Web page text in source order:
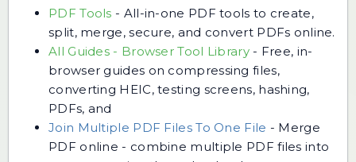
PDF Tools - All-in-one PDF tools to create,
split, merge, secure, and convert PDFs online.
All Guides - Browser Tool Library- Free, in-
browser guides on compressing files,
converting HEIC, testing screens, hashing,
PDFs, and
Join Multiple PDF Files To One File - Merge
PDF online - combine multiple PDF files into